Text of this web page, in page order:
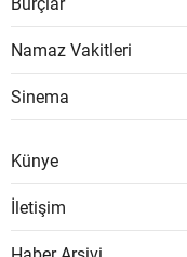
Namaz Vakitleri
Sinema
Künye
İletişim